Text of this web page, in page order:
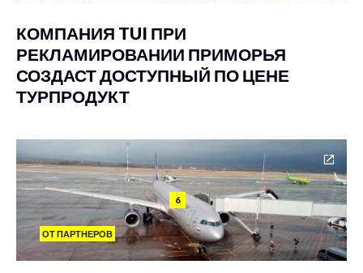
КОМПАНИЯ TUI ПРИ
РЕКЛАМИРОВАНИИ ПРИМОРЬЯ
СОЗДАСТ ДОСТУПНЫЙ ПО ЦЕНЕ
ТУРПРОДУКТ
6
ОТ ПАРТНЕРОВ